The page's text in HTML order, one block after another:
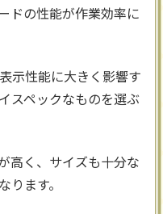
ドの性能が作業効率に
示性能に大きく影響す
スペックなものを選ぶ
高く、サイズも十分な
ます。